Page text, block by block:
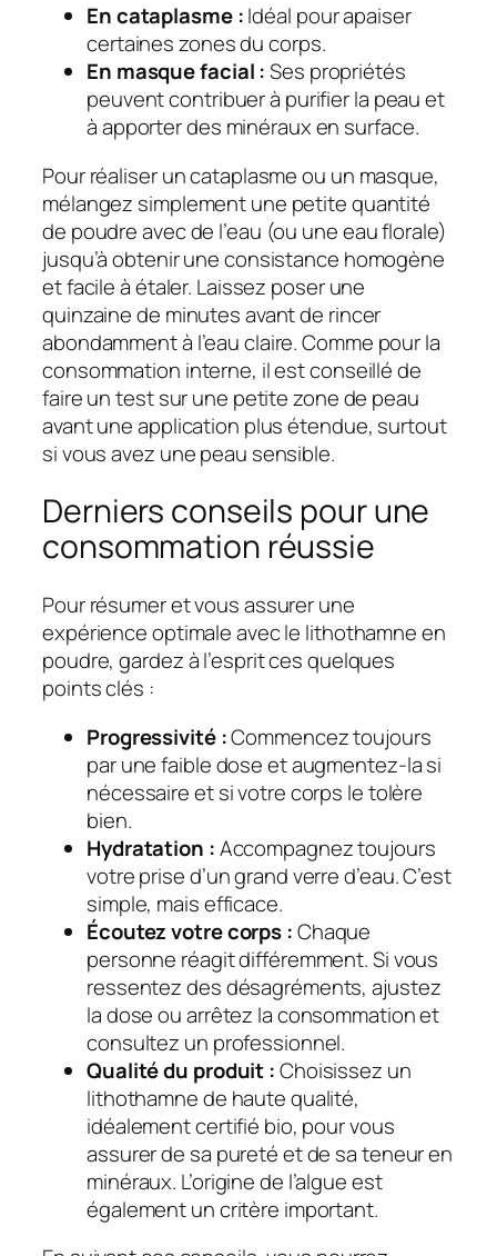
En cataplasme :Idéal pour apaiser
certaines zones du corps.
En masque facial :Ses propriétés
peuvent contribuer à purifier la peau et
à apporter des minéraux en surface.
Pour réaliser un cataplasme ou un masque,
mélangez simplement une petite quantité
de poudre avec de l’eau (ou une eau florale)
jusqu’à obtenir une consistance homogène
et facile à étaler. Laissez poser une
quinzaine de minutes avant de rincer
abondamment à l’eau claire. Comme pour la
consommation interne, il est conseillé de
faire un test sur une petite zone de peau
avant une application plus étendue, surtout
si vous avez une peau sensible.
Derniers conseils pour une
consommation réussie
Pour résumer et vous assurer une
expérience optimale avec le lithothamne en
poudre, gardez à l’esprit ces quelques
points clés :
Progressivité :Commencez toujours
par une faible dose et augmentez-la si
nécessaire et si votre corps le tolère
bien.
Hydratation :Accompagnez toujours
votre prise d’un grand verre d’eau. C’est
simple, mais efficace.
Écoutez votre corps :Chaque
personne réagit différemment. Si vous
ressentez des désagréments, ajustez
la dose ou arrêtez la consommation et
consultez un professionnel.
Qualité du produit :Choisissez un
lithothamne de haute qualité,
idéalement certifié bio, pour vous
assurer de sa pureté et de sa teneur en
minéraux. L’origine de l’algue est
également un critère important.